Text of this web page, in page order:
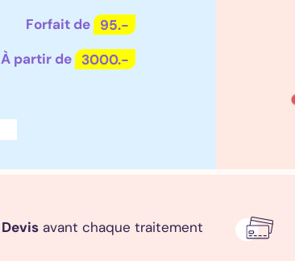
Forfait de 95.-
À partir de 3000.-
Devisavant chaque traitement